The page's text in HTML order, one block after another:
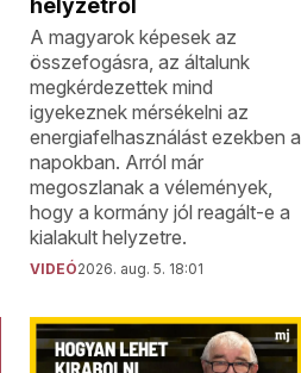
helyzetről
A magyarok képesek az
összefogásra, az általunk
megkérdezettek mind
igyekeznek mérsékelni az
energiafelhasználást ezekben a
napokban. Arról már
megoszlanak a vélemények,
hogy a kormány jól reagált-e a
kialakult helyzetre.
VIDEÓ2026. aug. 5. 18:01